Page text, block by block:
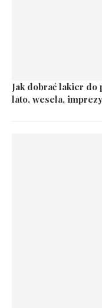
Jak dobrać lakier
lato, wesela,